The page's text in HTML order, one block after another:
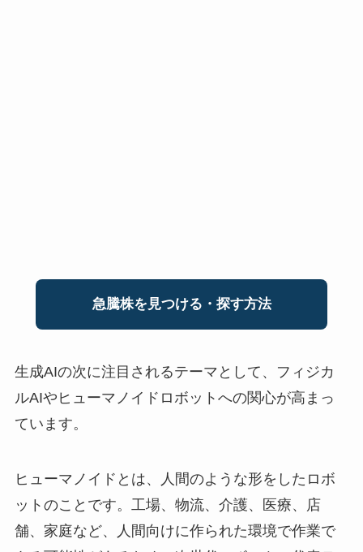
急騰株を見つける・探す方法
生成AIの次に注目されるテーマとして、フィジカ
ルAIやヒューマノイドロボットへの関心が高まっ
ています。
ヒューマノイドとは、人間のような形をしたロボ
ットのことです。工場、物流、介護、医療、店
舗、家庭など、人間向けに作られた環境で作業で